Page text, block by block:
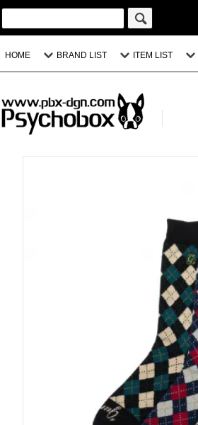
HOME BRAND LIST ITEM LIST